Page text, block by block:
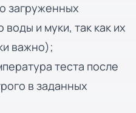
загруженных
и муки, так как их
важно);
теста после
в заданных